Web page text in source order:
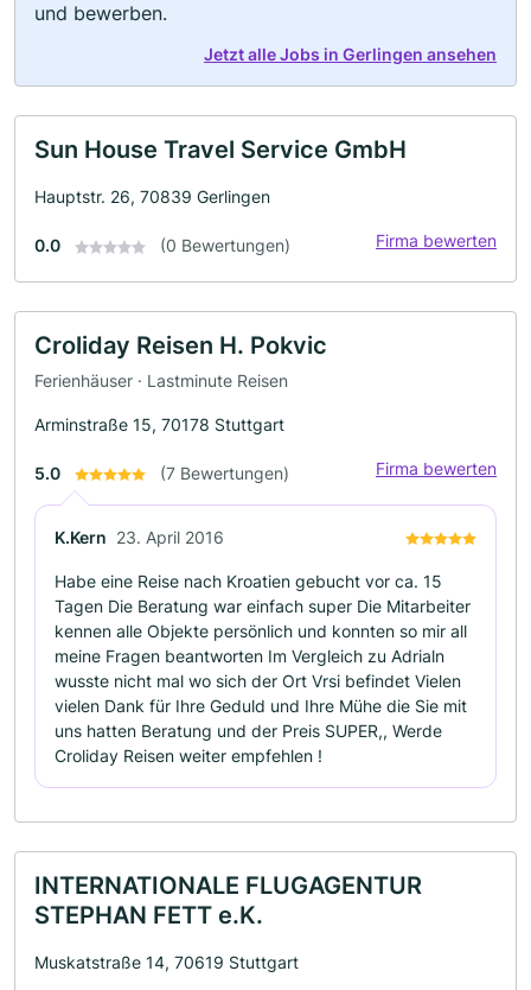
und bewerben.
Jetzt alle Jobs in Gerlingen ansehen
Sun House Travel Service GmbH
Hauptstr. 26, 70839 Gerlingen
0.0 (0 Bewertungen) Firma bewerten
Croliday Reisen H. Pokvic
Ferienhäuser · Lastminute Reisen
Arminstraße 15, 70178 Stuttgart
5.0 (7 Bewertungen) Firma bewerten
K.Kern 23. April 2016
Habe eine Reise nach Kroatien gebucht vor ca. 15
Tagen Die Beratung war einfach super Die Mitarbeiter
kennen alle Objekte persönlich und konnten so mir all
meine Fragen beantworten Im Vergleich zu Adrialn
wusste nicht mal wo sich der Ort Vrsi befindet Vielen
vielen Dank für Ihre Geduld und Ihre Mühe die Sie mit
uns hatten Beratung und der Preis SUPER,, Werde
Croliday Reisen weiter empfehlen !
INTERNATIONALE FLUGAGENTUR
STEPHAN FETT e.K.
Muskatstraße 14, 70619 Stuttgart